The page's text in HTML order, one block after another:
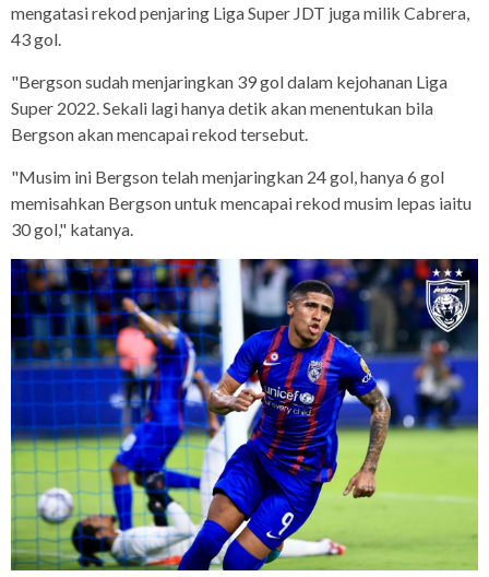
mengatasi rekod penjaring Liga Super JDT juga milik Cabrera,
43 gol.
"Bergson sudah menjaringkan 39 gol dalam kejohanan Liga
Super 2022. Sekali lagi hanya detik akan menentukan bila
Bergson akan mencapai rekod tersebut.
"Musim ini Bergson telah menjaringkan 24 gol, hanya 6 gol
memisahkan Bergson untuk mencapai rekod musim lepas iaitu
30 gol," katanya.